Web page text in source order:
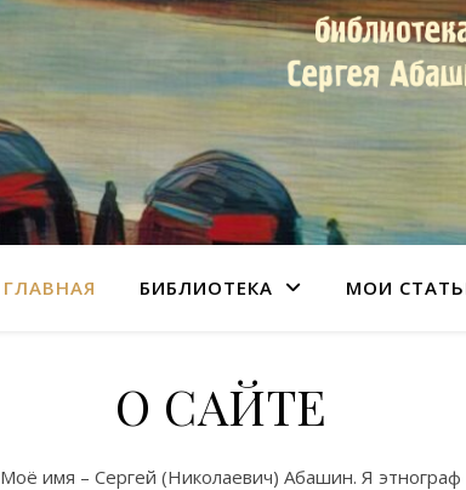
ГЛАВНАЯ БИБЛИОТЕКА МОИ
О САЙТЕ
Моё имя – Сергей (Николаевич) Абашин. Я этнограф